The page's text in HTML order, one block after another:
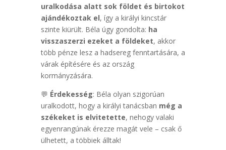
uralkodása alatt sok földet és birtokot
ajándékoztak el, így a királyi kincstár
szinte kiürült. Béla úgy gondolta: ha
visszaszerzi ezeket a földeket, akkor
több pénze lesz a hadsereg fenntartására, a
várak építésére és az ország
kormányzására.
💬 Érdekesség: Béla olyan szigorúan
uralkodott, hogy a királyi tanácsban még a
székeket is elvitetette, nehogy valaki
egyenrangúnak érezze magát vele – csak ő
ülhetett, a többiek álltak!